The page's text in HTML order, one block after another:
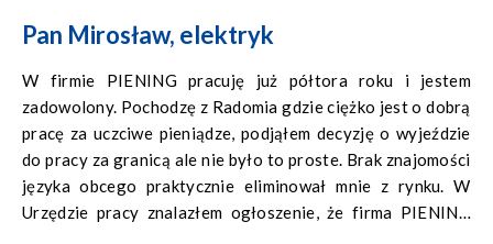
Pan Mirosław, elektryk
W firmie PIENING pracuję już półtora roku i jestem
zadowolony. Pochodzę z Radomia gdzie ciężko jest o dobrą
pracę za uczciwe pieniądze, podjąłem decyzję o wyjeździe
do pracy za granicą ale nie było to proste. Brak znajomości
języka obcego praktycznie eliminował mnie z rynku. W
Urzędzie pracy znalazłem ogłoszenie, że firma PIENING